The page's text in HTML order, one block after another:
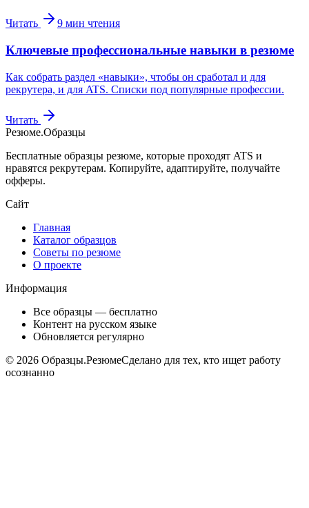
Читать 9 мин чтения
Ключевые профессиональные навыки в резюме
Как собрать раздел «навыки», чтобы он сработал и для
рекрутера, и для ATS. Списки под популярные профессии.
Читать
Резюме.Образцы
Бесплатные образцы резюме, которые проходят ATS и
нравятся рекрутерам. Копируйте, адаптируйте, получайте
офферы.
Сайт
Главная
Каталог образцов
Советы по резюме
О проекте
Информация
Все образцы — бесплатно
Контент на русском языке
Обновляется регулярно
© 2026 Образцы.РезюмеСделано для тех, кто ищет работу
осознанно